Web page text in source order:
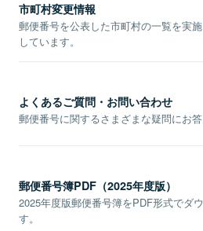
市町村変更情報
郵便番号を公表した市町村の一覧を実
しています。
よくあるご質問・お問い合わせ
郵便番号に関するさまざまな疑問にお答
郵便番号簿PDF（2025年度版）
2025年度版郵便番号簿をPDF形式でダ
す。